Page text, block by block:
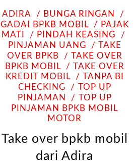
ADIRA
BUNGA RINGAN
GADAI BPKB MOBIL
PAJAK
MATI
PINDAH KEASING
PINJAMAN UANG
TAKE
OVER BPKB
TAKE OVER
BPKB MOBIL
TAKE OVER
KREDIT MOBIL
TANPA BI
CHECKING
TOP UP
PINJAMAN
TOP UP
PINJAMAN BPKB MOBIL
MOTOR
Take over bpkb mobil
dari Adira